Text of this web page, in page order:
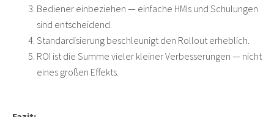
Bediener einbeziehen — einfache HMIs und Schulungen
sind entscheidend.
Standardisierung beschleunigt den Rollout erheblich.
ROI ist die Summe vieler kleiner Verbesserungen — nicht
eines großen Effekts.